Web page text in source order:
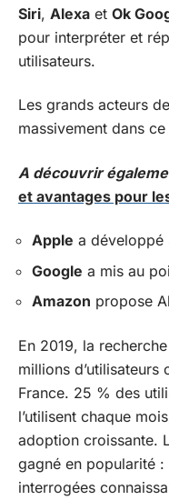
Siri, Alexa et Ok
pour interpréter et
utilisateurs.
Les grands acteurs
massivement dans
A découvrir
et avantages pour
Apple a développé
Google a mis au
Amazon propose
En 2019, la
millions
France. 25 % des
l’utilisent chaque
adoption croissante.
gagné en popularité
interrogées